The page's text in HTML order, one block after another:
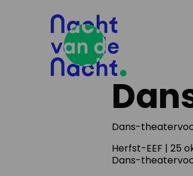
Dans-
Herfst-EEF | 25
Dans-